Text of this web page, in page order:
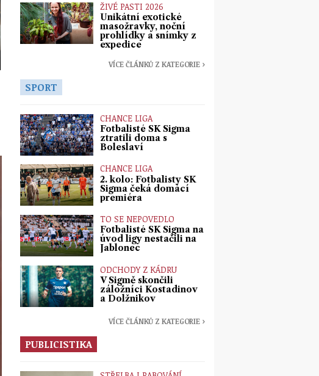
ŽIVÉ PASTI 2026
Unikátní exotické
masožravky, noční
prohlídky a snímky z
expedice
VÍCE ČLÁNKŮ Z KATEGORIE ›
SPORT
CHANCE LIGA
Fotbalisté SK Sigma
ztratili doma s
Boleslaví
CHANCE LIGA
2. kolo: Fotbalisty SK
Sigma čeká domácí
premiéra
TO SE NEPOVEDLO
Fotbalisté SK Sigma na
úvod ligy nestačili na
Jablonec
ODCHODY Z KÁDRU
V Sigmě skončili
záložníci Kostadinov
a Dolžnikov
VÍCE ČLÁNKŮ Z KATEGORIE ›
PUBLICISTIKA